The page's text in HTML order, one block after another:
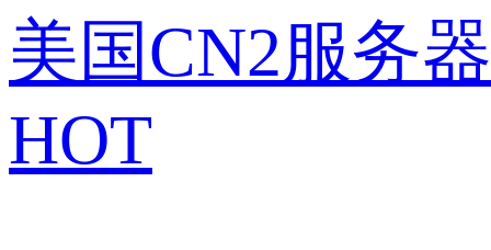
美国CN2服务器
HOT